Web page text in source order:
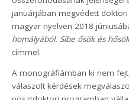
januárjában megvédett
magyar nyelven 2018
homályából. Sibe ősök és
címmel.
A monográfiámban ki nem
válaszolt kérdések